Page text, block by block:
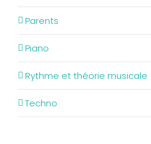
Parents
Piano
Rythme et théorie musicale
Techno